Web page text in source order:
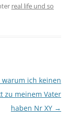
real life und so
warum ich keinen
zu meinem Vater
haben Nr XY →